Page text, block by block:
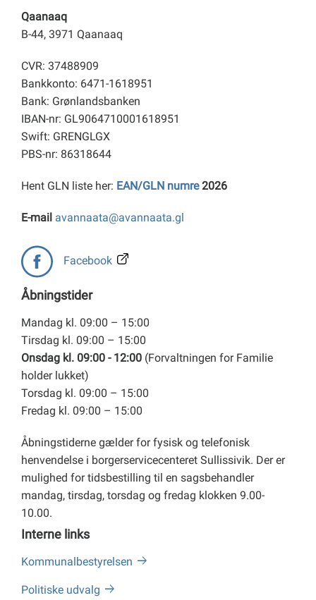
Qaanaaq
B-44, 3971 Qaanaaq
CVR: 37488909
Bankkonto: 6471-1618951
Bank: Grønlandsbanken
IBAN-nr: GL9064710001618951
Swift: GRENGLGX
PBS-nr: 86318644
Hent GLN liste her: EAN/GLN numre2026
E-mail avannaata@avannaata.gl
Facebook
Åbningstider
Mandag kl. 09:00 – 15:00
Tirsdag kl. 09:00 – 15:00
Onsdag kl. 09:00 - 12:00 (Forvaltningen for Familie
holder lukket)
Torsdag kl. 09:00 – 15:00
Fredag kl. 09:00 – 15:00
Åbningstiderne gælder for fysisk og telefonisk
henvendelse i borgerservicecenteret Sullissivik. Der er
mulighed for tidsbestilling til en sagsbehandler
mandag, tirsdag, torsdag og fredag klokken 9.00-
10.00.
Interne links
Kommunalbestyrelsen
Politiske udvalg